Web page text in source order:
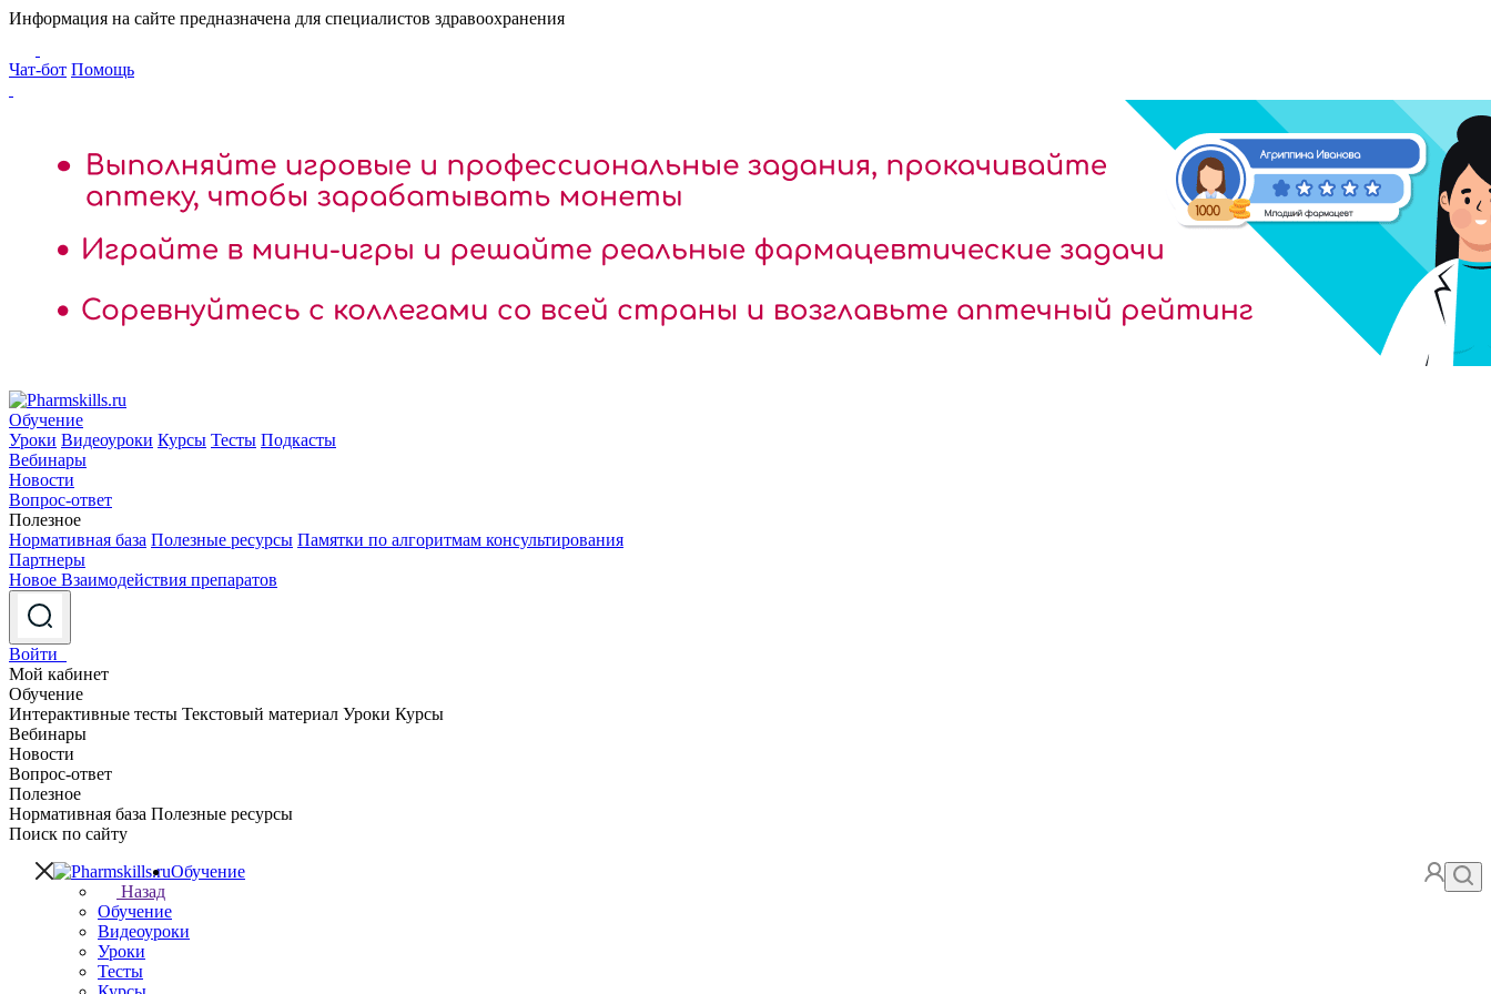
Информация на сайте предназначена для специалистов здравоохранения
Чат-бот Помощь
Обучение
Уроки Видеоуроки Курсы Тесты Подкасты
Вебинары
Новости
Вопрос-ответ
Полезное
Нормативная база Полезные ресурсы Памятки по алгоритмам консультирования
Партнеры
Новое Взаимодействия препаратов
Войти
Мой кабинет
Обучение
Интерактивные тесты Текстовый материал Уроки Курсы
Вебинары
Новости
Вопрос-ответ
Полезное
Нормативная база Полезные ресурсы
Поиск по сайту
Обучение
Назад
Обучение
Видеоуроки
Уроки
Тесты